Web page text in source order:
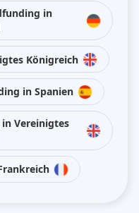
in
Königreich
in Spanien
Vereinigtes